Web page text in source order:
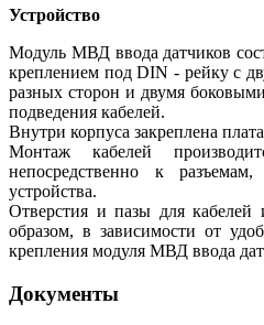
Устройство
Модуль МВД ввода датчиков
креплением под DIN - рейку с
разных сторон и двумя
подведения кабелей.
Внутри корпуса закреплена
Монтаж кабелей
непосредственно к
устройства.
Отверстия и пазы для кабелей
образом, в зависимости от
крепления модуля МВД ввода
Документы